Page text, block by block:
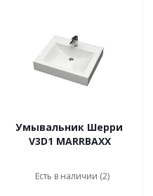
Умывальник Шерри
V3D1 MARRBAXX
Есть в наличии (2)